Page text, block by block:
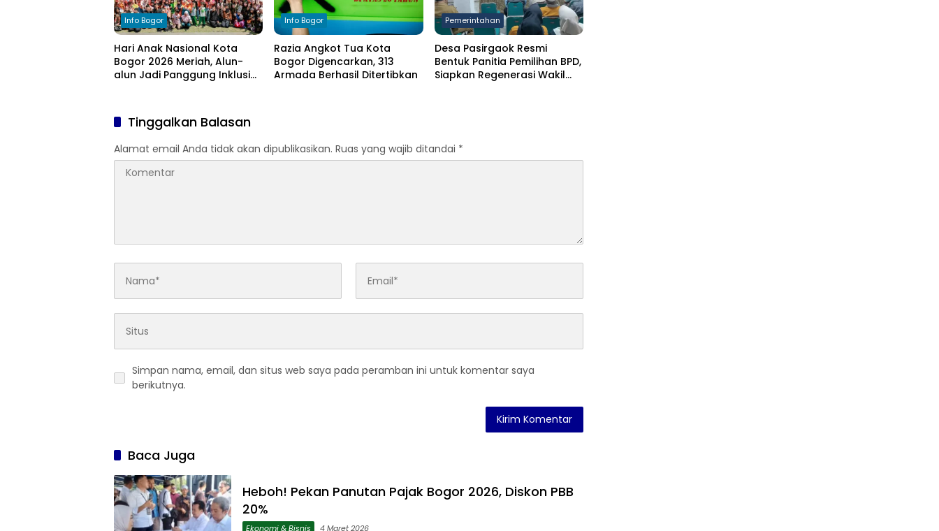
Info Bogor
Hari Anak Nasional Kota
Bogor 2026 Meriah, Alun-
alun Jadi Panggung Inklusi
Info Bogor
Razia Angkot Tua Kota
Bogor Digencarkan, 313
Armada Berhasil Ditertibkan
Pemerintahan
Desa Pasirgaok Resmi
Bentuk Panitia Pemilihan BPD,
Siapkan Regenerasi Wakil
Tinggalkan Balasan
Alamat email Anda tidak akan dipublikasikan. Ruas yang wajib ditandai *
Simpan nama, email, dan situs web saya pada peramban ini untuk komentar saya
berikutnya.
Baca Juga
Heboh! Pekan Panutan Pajak Bogor 2026, Diskon PBB
20%
Ekonomi & Bisnis 4 Maret 2026